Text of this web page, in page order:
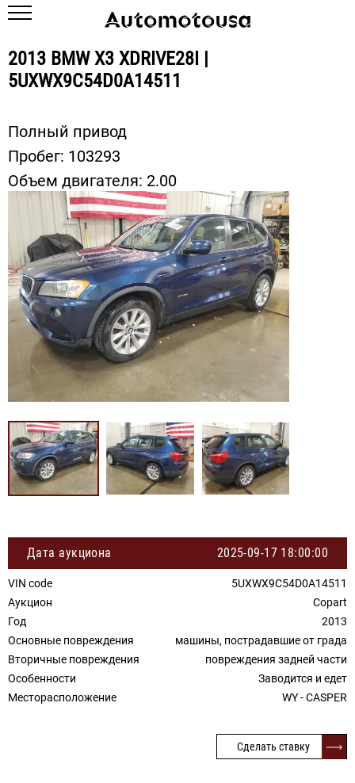
2013 BMW X3 XDRIVE28I |
5UXWX9C54D0A14511
Полный привод
Пробег: 103293
Объем двигателя: 2.00
Дата аукциона 2025-09-17 18:00:00
VIN code
5UXWX9C54D0A14511
Аукцион
Copart
Год
2013
Основные повреждения
машины, пострадавшие от града
Вторичные повреждения
повреждения задней части
Особенности
Заводится и едет
Месторасположение
WY - CASPER
Сделать ставку